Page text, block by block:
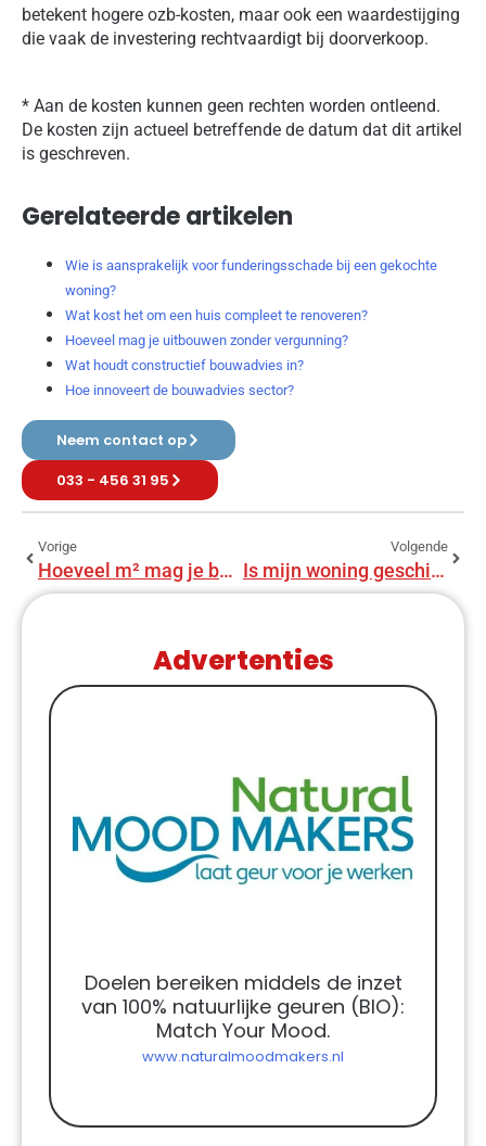
betekent hogere ozb-kosten, maar ook een waardestijging
die vaak de investering rechtvaardigt bij doorverkoop.
* Aan de kosten kunnen geen rechten worden ontleend.
De kosten zijn actueel betreffende de datum dat dit artikel
is geschreven.
Gerelateerde artikelen
Wie is aansprakelijk voor funderingsschade bij een gekochte
woning?
Wat kost het om een huis compleet te renoveren?
Hoeveel mag je uitbouwen zonder vergunning?
Wat houdt constructief bouwadvies in?
Hoe innoveert de bouwadvies sector?
Neem contact op
033 - 456 31 95
Vorige
Hoeveel m² mag je bouwen zonder vergunning?
Volgende
Is mijn woning geschikt voor zonnepanelen en een warmtepomp?
Advertenties
Doelen bereiken middels de inzet
van 100% natuurlijke geuren (BIO):
Match Your Mood.
www.naturalmoodmakers.nl